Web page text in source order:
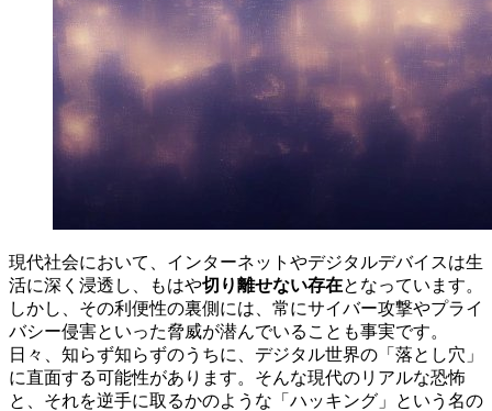
現代社会において、インターネットやデジタルデバイスは生
活に深く浸透し、もはや切り離せない存在となっています。
しかし、その利便性の裏側には、常にサイバー攻撃やプライ
バシー侵害といった脅威が潜んでいることも事実です。
日々、知らず知らずのうちに、デジタル世界の「落とし穴」
に直面する可能性があります。そんな現代のリアルな恐怖
と、それを逆手に取るかのような「ハッキング」という名の